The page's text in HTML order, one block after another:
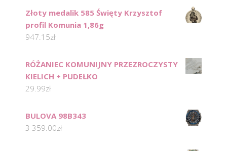
Złoty medalik 585 Święty Krzysztof
profil Komunia 1,86g
947.15zł
RÓŻANIEC KOMUNIJNY PRZEZROCZYSTY
KIELICH + PUDEŁKO
29.99zł
BULOVA 98B343
3 359.00zł